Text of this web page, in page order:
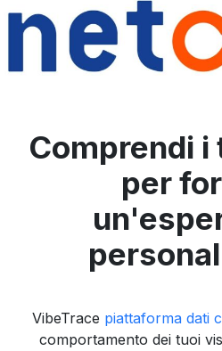
Comprendi
per
VibeTrace piattaforma dati
comportamento dei tuoi